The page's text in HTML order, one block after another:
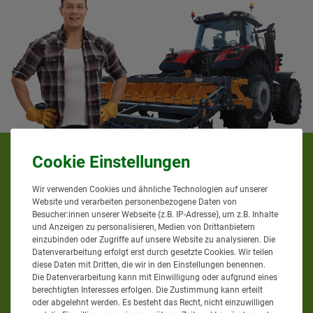
KUNDENMEINUNGEN
Wir verwenden Cookies und ähnliche Technologien auf unserer
Website und verarbeiten personenbezogene Daten von
Besucher:innen unserer Webseite (z.B. IP-Adresse), um z.B. Inhalte
und Anzeigen zu personalisieren, Medien von Drittanbietern
einzubinden oder Zugriffe auf unsere Website zu analysieren. Die
Datenverarbeitung erfolgt erst durch gesetzte Cookies. Wir teilen
diese Daten mit Dritten, die wir in den Einstellungen benennen.
Die Datenverarbeitung kann mit Einwilligung oder aufgrund eines
berechtigten Interesses erfolgen. Die Zustimmung kann erteilt
oder abgelehnt werden. Es besteht das Recht, nicht einzuwilligen